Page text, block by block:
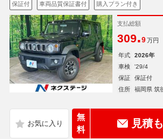
保証付 車両品質保証書付 購入プラン付き
支払総額
309.9 万円
年式 2026年
車検
'29/4
保証
保証付
住所
福岡県 筑
無
料
見積